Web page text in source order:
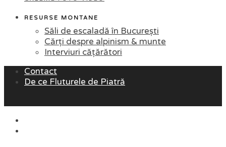
RESURSE MONTANE
Săli de escaladă în București
Cărți despre alpinism & munte
Interviuri cățărători
Contact
De ce Fluturele de Piatră